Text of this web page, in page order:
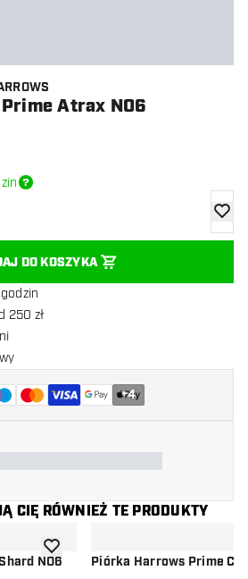
Atrax NO6
DO KOSZYKA
250 zł
+4
CIĘ RÓWNIEŻ TE PRODUKTY
NO6
dodaj do listy życzeń
Piórka Harrows Prime